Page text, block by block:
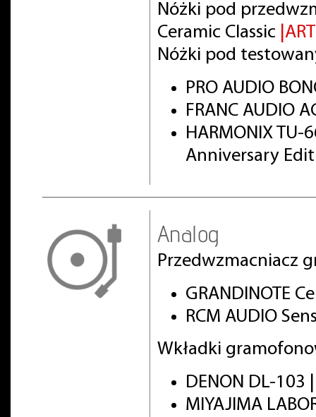
Nóżki pod
Ceramic Classic
Nóżki pod
PRO AUDIO
FRANC AUDIO
HARMONIX TU-
Anniversary
Analog
Przedwzmacniacz
GRANDINOTE
RCM AUDIO
Wkładki
DENON DL-103
MIYAJIMA